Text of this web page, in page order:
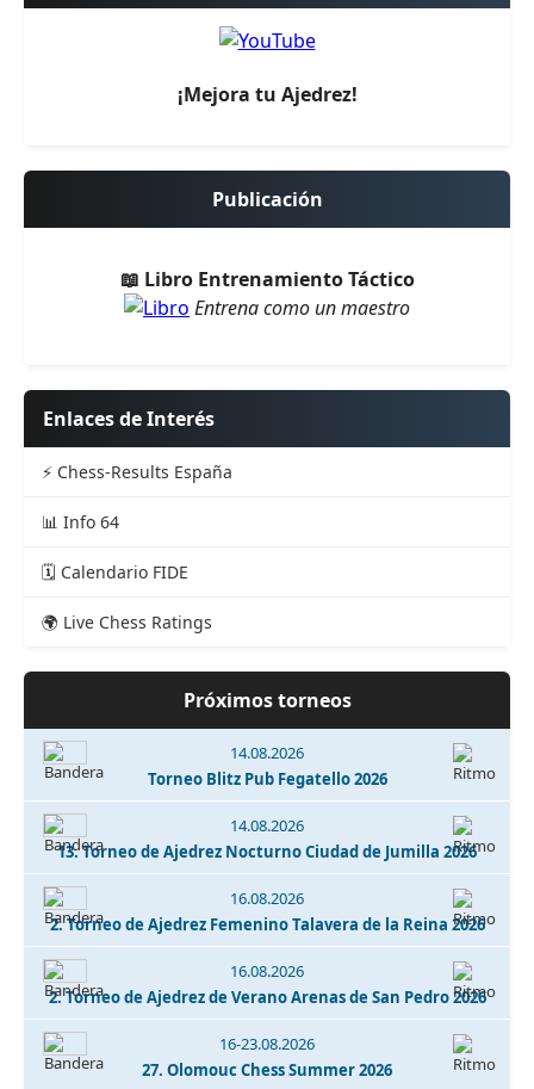
¡Mejora tu Ajedrez!
Publicación
📖 Libro Entrenamiento Táctico
Entrena como un maestro
Enlaces de Interés
⚡ Chess-Results España
📊 Info 64
🗓️ Calendario FIDE
🌍 Live Chess Ratings
Próximos torneos
14.08.2026
Torneo Blitz Pub Fegatello 2026
14.08.2026
13. Torneo de Ajedrez Nocturno Ciudad de Jumilla 2026
16.08.2026
2. Torneo de Ajedrez Femenino Talavera de la Reina 2026
16.08.2026
2. Torneo de Ajedrez de Verano Arenas de San Pedro 2026
16-23.08.2026
27. Olomouc Chess Summer 2026